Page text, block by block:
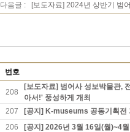
다음글 :
[보도자료] 2024년 상반기 범
번호
208
[보도자료] 범어사 성보박물관,
아서!' 풍성하게 개최
207
[공지] K-museums 공동기획전
206
[공지] 2026년 3월 16일(월)~4